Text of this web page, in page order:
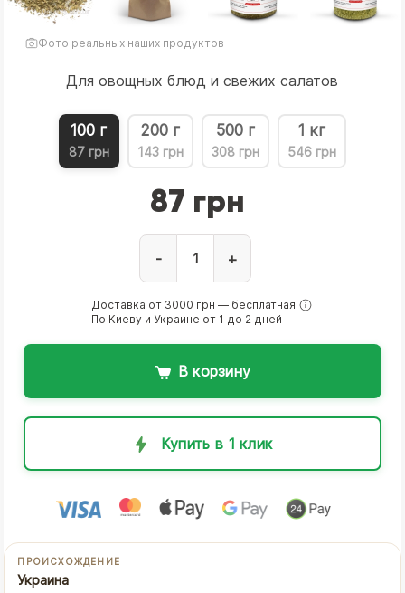
Фото реальных наших продуктов
Для овощных блюд и свежих салатов
100 г
87 грн
200 г
143 грн
500 г
308 грн
1 кг
546 грн
87 грн
- +
Доставка от 3000 грн — бесплатная
По Киеву и Украине от 1 до 2 дней
В корзину
Купить в 1 клик
ПРОИСХОЖДЕНИЕ
Украина